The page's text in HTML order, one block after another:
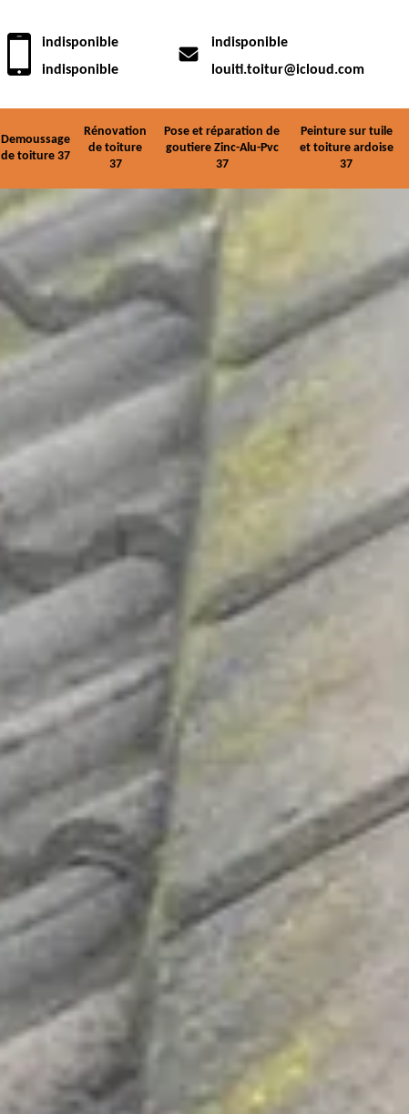
indisponible
indisponible
indisponible
louiti.toitur@icloud.com
Demoussage
de toiture 37
Rénovation
de toiture
37
Pose et réparation de
goutiere Zinc-Alu-Pvc
37
Peinture sur tuile
et toiture ardoise
37